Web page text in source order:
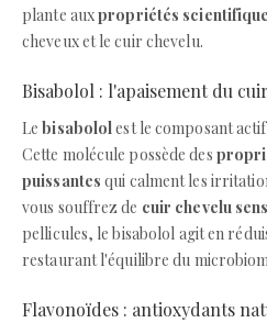
plante auxpropriétés
cheveux et le cuir chevelu.
Bisabolol : l'apaisement du
Lebisabolol est le composant
Cette molécule possède des
puissantes qui calment les
vous souffrez de cuir chevelu
pellicules, le bisabolol agit en
restaurant l'équilibre du
Flavonoïdes : antioxydants